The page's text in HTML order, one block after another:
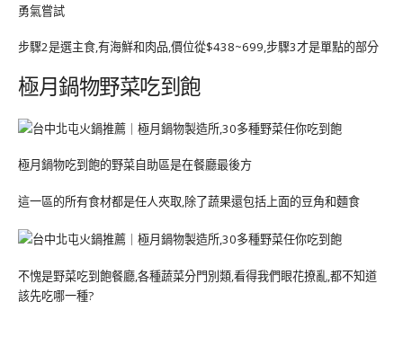
勇氣嘗試
步驟2是選主食,有海鮮和肉品,價位從$438~699,步驟3才是單點的部分
極月鍋物野菜吃到飽
極月鍋物吃到飽的野菜自助區是在餐廳最後方
這一區的所有食材都是任人夾取,除了蔬果還包括上面的豆角和麵食
不愧是野菜吃到飽餐廳,各種蔬菜分門別類,看得我們眼花撩亂,都不知道
該先吃哪一種?